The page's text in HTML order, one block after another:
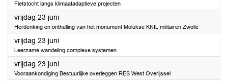
Fietstocht langs klimaatadaptieve projecten
vrijdag 23 juni2023
Herdenking en onthulling van het monument Molukse KNIL militairen Zwolle
vrijdag 23 juni2023
Leerzame wandeling complexe systemen
vrijdag 23 juni2023
Vooraankondiging Bestuurlijke overleggen RES West Overijssel